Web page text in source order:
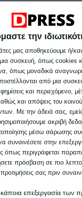
την
μας αποθηκεύουμε ή/
συσκευή, όπως cookies
όπως μοναδικά
από μια
και περιεχόμενο,
και απόψεις του
Με την άδειά σας,
ακριβή
μέσω σάρωσης
συναινέσετε στην
όπως περιγράφεται
πρόσβαση σε πιο
σας πριν
επεξεργασία των
–
για
σχολεία
Εικονικό
ο Δήμος